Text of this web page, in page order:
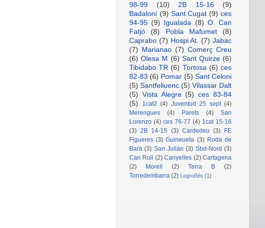
98-99
(10) 2B 15-16
(9)
Badaloní (9) Sant Cugat (9) ces
94-95 (9) Igualada (8) O. Can
Fatjó
(8) Pobla Mafumet
(8)
Caprabo (7) Hospi At. (7) Jabac
(7)
Marianao (7) Comerç Creu
(6) Olesa M (6) Sant Quirze (6)
Tibidabo TR (6) Tortosa (6) ces
82-83 (6) Pomar (5) Sant Celoni
(5) Santfeliuenc (5) Vilassar Dalt
(5) Vista Alegre (5)
ces 83-84
(5)
1cat2 (4) Juventud 25 sept (4)
Merengues
(4) Parets (4)
San
Lorenzo (4) ces 76-77 (4) 1cat 15-16
(3) 2B 14-15 (3) Cardedeu (3)
FE
Figueres (3) Guineueta (3) Roda de
Barà (3) San Julián (3) Sbd-Nord (3)
Can Rull
(2) Canyelles (2) Cartagena
(2)
Morell (2) Terra B
(2)
Torredembarra (2) Logroñés (1)